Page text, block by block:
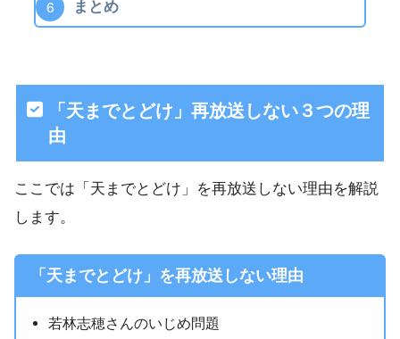
まとめ
「天までとどけ」再放送しない３つの理
由
ここでは「天までとどけ」を再放送しない理由を解説
します。
「天までとどけ」を再放送しない理由
若林志穂さんのいじめ問題